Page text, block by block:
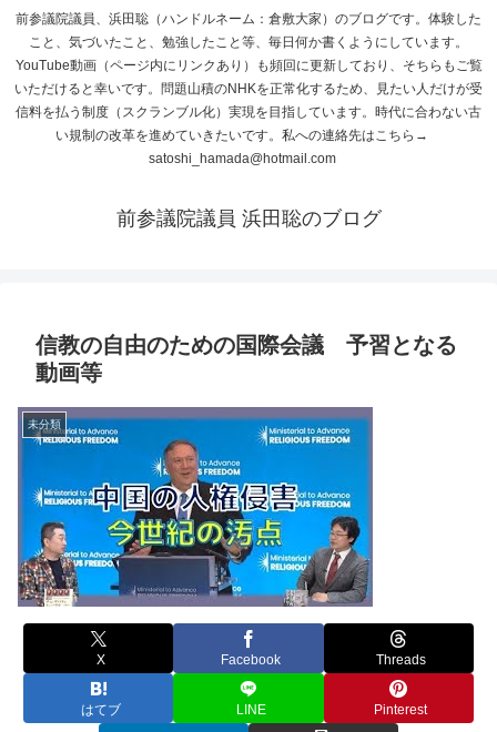
前参議院議員、浜田聡（ハンドルネーム：倉敷大家）のブログです。体験した
こと、気づいたこと、勉強したこと等、毎日何か書くようにしています。
YouTube動画（ページ内にリンクあり）も頻回に更新しており、そちらもご覧
いただけると幸いです。問題山積のNHKを正常化するため、見たい人だけが受
信料を払う制度（スクランブル化）実現を目指しています。時代に合わない古
い規制の改革を進めていきたいです。私への連絡先はこちら→
satoshi_hamada@hotmail.com
前参議院議員 浜田聡のブログ
信教の自由のための国際会議 予習となる
動画等
未分類
X Facebook Threads
はてブ LINE Pinterest